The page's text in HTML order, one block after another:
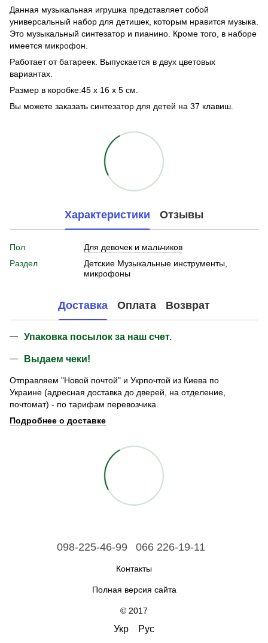
Данная музыкальная игрушка представляет собой
универсальный набор для детишек, которым нравится музыка.
Это музыкальный синтезатор и пианино. Кроме того, в наборе
имеется микрофон.
Работает от батареек. Выпускается в двух цветовых
вариантах.
Размер в коробке:45 х 16 х 5 см.
Вы можете заказать синтезатор для детей на 37 клавиш.
Характеристики Отзывы
Пол
Для девочек и мальчиков
Раздел
Детские Музыкальные инструменты,
микрофоны
Доставка Оплата Возврат
Упаковка посылок за наш счет.
Выдаем чеки!
Отправляем "Новой почтой" и Укрпочтой из Киева по
Украине (адресная доставка до дверей, на отделение,
почтомат) - по тарифам перевозчика.
Подробнее о доставке
098-225-46-99 066 226-19-11
Контакты
Полная версия сайта
© 2017
Укр Рус